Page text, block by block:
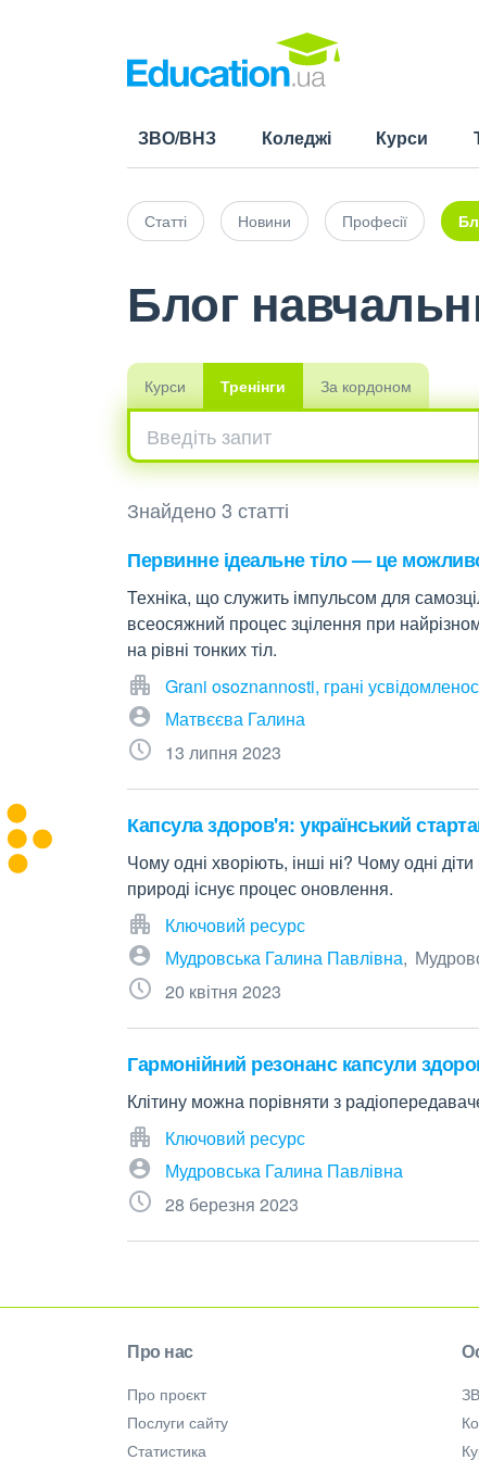
ЗВО/ВНЗ Коледжі Курси
Статті Новини Професії
Блог
Курси Тренінги За кордоном
Знайдено 3 статті
Первинне ідеальне тіло — це
Техніка, що служить імпульсом для
всеосяжний процес зцілення при
на рівні тонких тіл.
Grani osoznannosti, грані
Матвєєва Галина
13 липня 2023
Капсула здоров'я: український
Чому одні хворіють, інші ні? Чому одні
природі існує процес оновлення.
Ключовий ресурс
Мудровська Галина Павлівна
20 квітня 2023
Гармонійний резонанс капсули
Клітину можна порівняти з
Ключовий ресурс
Мудровська Галина Павлівна
28 березня 2023
Про нас
Про проєкт
Послуги сайту
Статистика